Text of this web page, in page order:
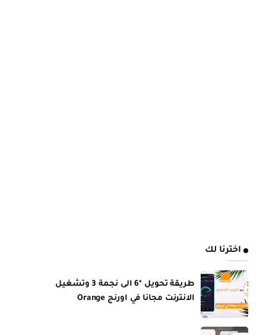
اخترنا لك
طريقة تحويل *6 الى نجمة 3 وتشغيل
الانترنت مجانا في اورنج Orange